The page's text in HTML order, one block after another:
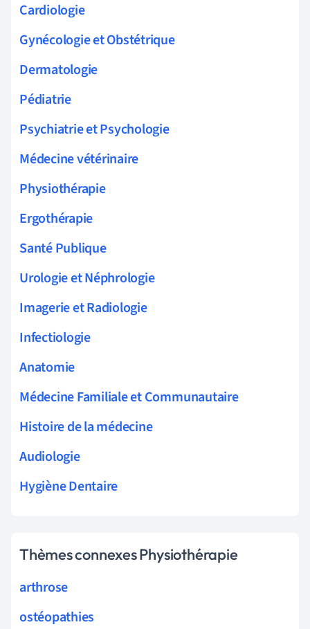
Cardiologie
Gynécologie et Obstétrique
Dermatologie
Pédiatrie
Psychiatrie et Psychologie
Médecine vétérinaire
Physiothérapie
Ergothérapie
Santé Publique
Urologie et Néphrologie
Imagerie et Radiologie
Infectiologie
Anatomie
Médecine Familiale et Communautaire
Histoire de la médecine
Audiologie
Hygiène Dentaire
Thèmes connexes Physiothérapie
arthrose
ostéopathies